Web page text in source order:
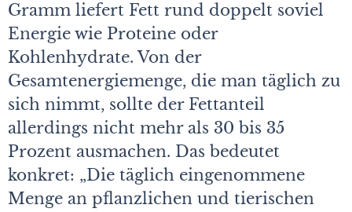
Gramm liefert Fett rund doppelt soviel
Energie wie Proteine oder
Kohlenhydrate. Von der
Gesamtenergiemenge, die man täglich zu
sich nimmt, sollte der Fettanteil
allerdings nicht mehr als 30 bis 35
Prozent ausmachen. Das bedeutet
konkret: „Die täglich eingenommene
Menge an pflanzlichen und tierischen